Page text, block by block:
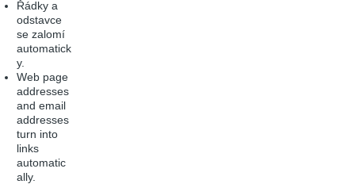
Řádky a
odstavce
se zalomí
automatick
y.
Web page
addresses
and email
addresses
turn into
links
automatic
ally.